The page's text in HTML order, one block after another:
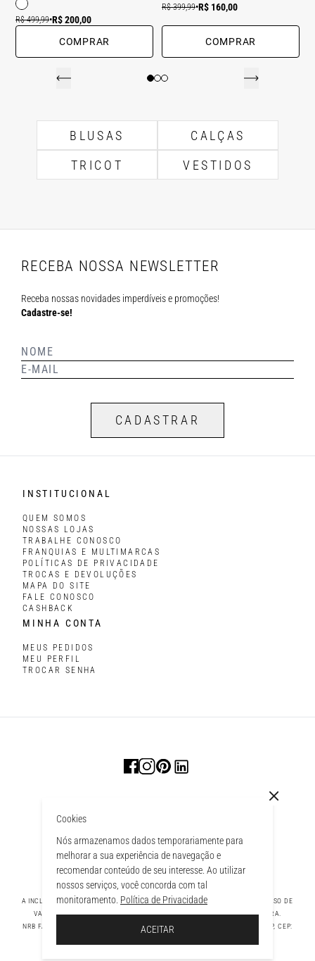
Cookies
Nós armazenamos dados temporariamente para
melhorar a sua experiência de navegação e
recomendar conteúdo de seu interesse. Ao utilizar
nossos serviços, você concorda com tal
monitoramento. Política de Privacidade
ACEITAR
R$ 499,99•R$ 200,00
COMPRAR
R$ 399,99•R$ 160,00
COMPRAR
BLUSAS
CALÇAS
TRICOT
VESTIDOS
SACOLA
RECEBA NOSSA NEWSLETTER
Receba nossas novidades imperdíveis e promoções!
Cadastre-se!
CADASTRAR
INSTITUCIONAL
QUEM SOMOS
NOSSAS LOJAS
TRABALHE CONOSCO
FRANQUIAS E MULTIMARCAS
POLÍTICAS DE PRIVACIDADE
TROCAS E DEVOLUÇÕES
MAPA DO SITE
FALE CONOSCO
CASHBACK
MINHA CONTA
MEUS PEDIDOS
MEU PERFIL
TROCAR SENHA
A INCLUSÃO DE UM PRODUTO NA SACOLA NÃO GARANTE SEU PREÇO. EM CASO DE
VARIAÇÃO, PREVALECERÁ O PREÇO VIGENTE NA FINALIZAÇÃO DA COMPRA.
NRB FASHION COMPANY LTDA - AV. TAMBORE, 1043 - TAMBORÉ BARUERI - SP, CEP: